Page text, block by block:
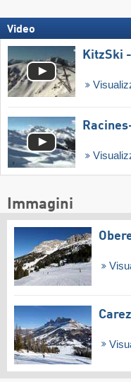
Video
KitzSki
Immagini